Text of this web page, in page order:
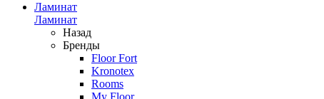
Ламинат
Ламинат
Назад
Бренды
Floor Fort
Kronotex
Rooms
My Floor